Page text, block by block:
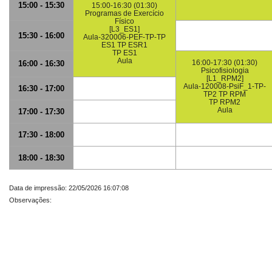
15:00 - 15:30
15:00-16:30 (01:30)
Programas de Exercício
Físico
[L3_ES1]
Aula-320006-PEF-TP-TP
ES1 TP ESR1
TP ES1
Aula
15:30 - 16:00
16:00 - 16:30
16:00-17:30 (01:30)
Psicofisiologia
[L1_RPM2]
Aula-120008-PsiF_1-TP-
TP2 TP RPM
TP RPM2
Aula
16:30 - 17:00
17:00 - 17:30
17:30 - 18:00
18:00 - 18:30
Data de impressão: 22/05/2026 16:07:08
Observações: